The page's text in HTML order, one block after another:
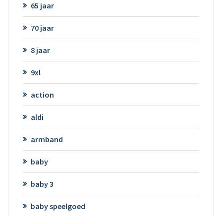
65 jaar
70 jaar
8 jaar
9xl
action
aldi
armband
baby
baby 3
baby speelgoed